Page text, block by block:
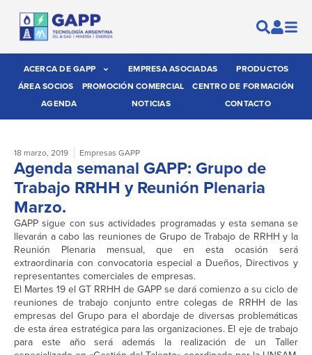
ACERCA DE GAPP EMPRESA ASOCIADAS
PRODUCTOS
ÁREA SOCIOS
PROMOCIÓN COMERCIAL
CENTRO DE FORMACIÓN
AGENDA
NOTICIAS CONTACTO
18 marzo, 2019 Empresas GAPP
Agenda semanal GAPP: Grupo de
Trabajo RRHH y Reunión Plenaria
Marzo.
GAPP sigue con sus actividades programadas y esta semana se
llevarán a cabo las reuniones de Grupo de Trabajo de RRHH y la
Reunión Plenaria mensual, que en esta ocasión será
extraordinaria con convocatoria especial a Dueños, Directivos y
representantes comerciales de empresas.
El Martes 19 el GT RRHH de GAPP se dará comienzo a su ciclo de
reuniones de trabajo conjunto entre colegas de RRHH de las
empresas del Grupo para el abordaje de diversas problemáticas
de esta área estratégica para las organizaciones. El eje de trabajo
para este año será además la realización de un Taller